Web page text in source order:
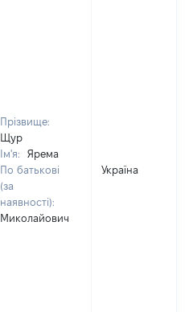
Прізвище:
Щур
Ім'я:
Ярема
По батькові
(за
наявності):
Миколайович
Україна